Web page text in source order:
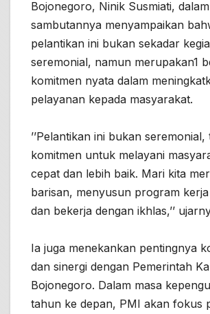
Bojonegoro, Ninik Susmiati, dalam
sambutannya menyampaikan
pelantikan ini bukan sekadar
seremonial, namun merupakan1
komitmen nyata dalam
pelayanan kepada masyarakat.
’’Pelantikan ini bukan seremonial,
komitmen untuk melayani
cepat dan lebih baik. Mari kita
barisan, menyusun program
dan bekerja dengan ikhlas,’’
Ia juga menekankan pentingnya
dan sinergi dengan Pemerintah
Bojonegoro. Dalam masa
tahun ke depan, PMI akan fokus